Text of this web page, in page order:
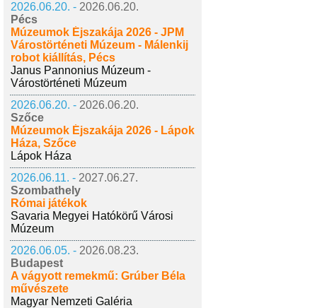
2026.06.20. - 2026.06.20.
Pécs
Múzeumok Éjszakája 2026 - JPM
Várostörténeti Múzeum - Málenkij
robot kiállítás, Pécs
Janus Pannonius Múzeum -
Várostörténeti Múzeum
2026.06.20. - 2026.06.20.
Szőce
Múzeumok Éjszakája 2026 - Lápok
Háza, Szőce
Lápok Háza
2026.06.11. - 2027.06.27.
Szombathely
Római játékok
Savaria Megyei Hatókörű Városi
Múzeum
2026.06.05. - 2026.08.23.
Budapest
A vágyott remekmű: Grúber Béla
művészete
Magyar Nemzeti Galéria